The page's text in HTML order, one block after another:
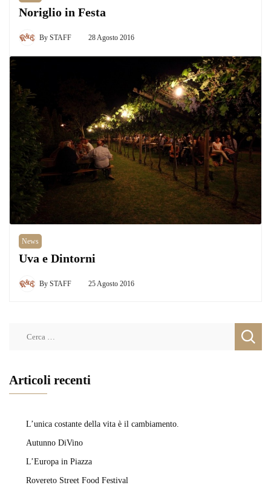
Noriglio in Festa
By STAFF 28 Agosto 2016
News
Uva e Dintorni
By STAFF 25 Agosto 2016
Articoli recenti
L’unica costante della vita è il cambiamento.
Autunno DiVino
L’Europa in Piazza
Rovereto Street Food Festival